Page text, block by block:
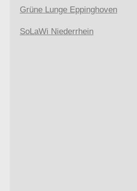
Grüne Lunge Eppinghoven
SoLaWi Niederrhein